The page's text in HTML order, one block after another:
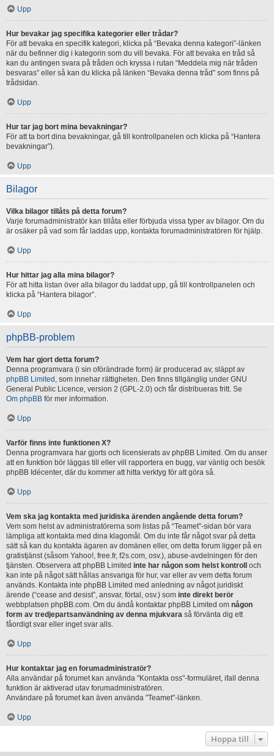
Upp
Hur bevakar jag specifika kategorier eller trådar?
För att bevaka en specifik kategori, klicka på “Bevaka denna kategori”-länken
när du befinner dig i kategorin som du vill bevaka. För att bevaka en tråd så
kan du antingen svara på tråden och kryssa i rutan “Meddela mig när tråden
besvaras” eller så kan du klicka på länken “Bevaka denna tråd” som finns på
trådsidan.
Upp
Hur tar jag bort mina bevakningar?
För att ta bort dina bevakningar, gå till kontrollpanelen och klicka på “Hantera
bevakningar”).
Upp
Bilagor
Vilka bilagor tillåts på detta forum?
Varje forumadministratör kan tillåta eller förbjuda vissa typer av bilagor. Om du
är osäker på vad som får laddas upp, kontakta forumadministratören för hjälp.
Upp
Hur hittar jag alla mina bilagor?
För att hitta listan över alla bilagor du laddat upp, gå till kontrollpanelen och
klicka på “Hantera bilagor”.
Upp
phpBB-problem
Vem har gjort detta forum?
Denna programvara (i sin oförändrade form) är producerad av, släppt av
phpBB Limited , som innehar rättigheten. Den finns tillgänglig under GNU
General Public Licence, version 2 (GPL-2.0) och får distribueras fritt. Se
Om phpBB för mer information.
Upp
Varför finns inte funktionen X?
Denna programvara har gjorts och licensierats av phpBB Limited. Om du anser
att en funktion bör läggas till eller vill rapportera en bugg, var vänlig och besök
phpBB Idécenter, där du kommer att hitta verktyg för att göra så.
Upp
Vem ska jag kontakta med juridiska ärenden angående detta forum?
Vem som helst av administratörerna som listas på “Teamet”-sidan bör vara
lämpliga att kontakta med dina klagomål. Om du inte får något svar på detta
sätt så kan du kontakta ägaren av domänen eller, om detta forum ligger på en
gratistjänst (såsom Yahoo!, free.fr, f2s.com, osv.), abuse-avdelningen för den
tjänsten. Observera att phpBB Limited inte har någon som helst kontroll
och
kan inte på något sätt hållas ansvariga för hur, var eller av vem detta forum
används. Kontakta inte phpBB Limited med anledning av något juridiskt
ärende (“cease and desist”, ansvar, förtal, osv.) som inte direkt berör
webbplatsen phpBB.com. Om du ändå kontaktar phpBB Limited om någon
form av tredjepartsanvändning av denna mjukvara så förvänta dig ett
fåordigt svar eller inget svar alls.
Upp
Hur kontaktar jag en forumadministratör?
Alla användar på forumet kan använda "Kontakta oss"-formuläret, ifall denna
funktion är aktiverad utav forumadministratören.
Användare på forumet kan även använda "Teamet"-länken.
Upp
Hoppa till